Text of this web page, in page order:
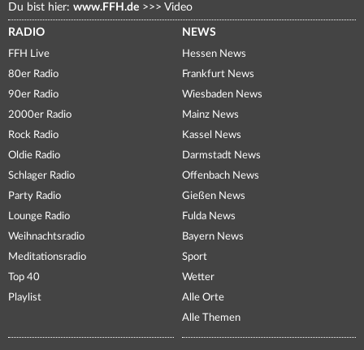
Du bist hier: www.FFH.de >>> Video
RADIO
FFH Live
80er Radio
90er Radio
2000er Radio
Rock Radio
Oldie Radio
Schlager Radio
Party Radio
Lounge Radio
Weihnachtsradio
Meditationsradio
Top 40
Playlist
NEWS
Hessen News
Frankfurt News
Wiesbaden News
Mainz News
Kassel News
Darmstadt News
Offenbach News
Gießen News
Fulda News
Bayern News
Sport
Wetter
Alle Orte
Alle Themen